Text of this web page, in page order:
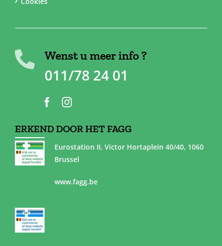
Wenst u meer info ?
011/78 24 01
ERKEND DOOR HET FAGG
Eurostation II, Victor Hortaplein 40/40, 1060
Brussel
www.fagg.be